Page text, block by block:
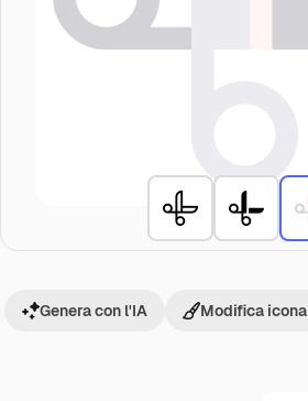
Genera con l'IA Modifica icona